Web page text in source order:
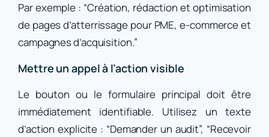
Par exemple : “Création, rédaction et optimisation
de pages d’atterrissage pour PME, e-commerce et
campagnes d’acquisition.”
Mettre un appel à l’action visible
Le bouton ou le formulaire principal doit être
immédiatement identifiable. Utilisez un texte
d’action explicite : “Demander un audit”, “Recevoir